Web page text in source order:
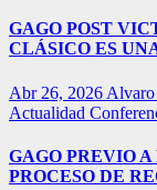
GAGO POST
CLÁSICO ES
Abr 26, 2026 Alvaro
Actualidad
GAGO PREVIO
PROCESO DE